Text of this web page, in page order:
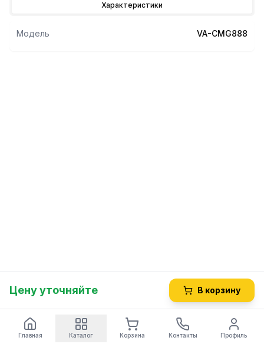
Характеристики
Модель VA-CMG888
Цену уточняйте В корзину
Главная Каталог Корзина Контакты Профиль